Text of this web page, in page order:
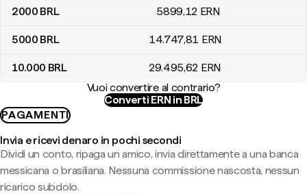
2000 BRL 5899,12 ERN
5000 BRL 14.747,81 ERN
10.000 BRL 29.495,62 ERN
Vuoi convertire al contrario?
Converti ERN in BRL
PAGAMENTI
Invia e ricevi denaro in pochi secondi
Dividi un conto, ripaga un amico, invia direttamente a una banca
messicana o brasiliana. Nessuna commissione nascosta, nessun
ricarico subdolo.